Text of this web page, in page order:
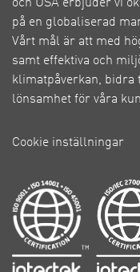
och USA erbjuder vi
på en globaliserad
Vårt mål är att med
samt effektiva och
klimatpåverkan,
lönsamhet för våra
Cookie inställningar